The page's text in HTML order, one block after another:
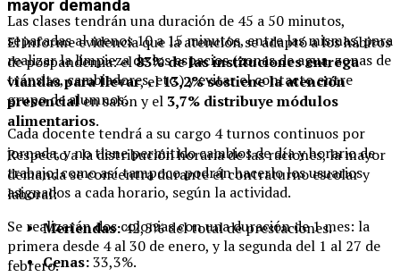
Las clases tendrán una duración de 45 a 50 minutos,
separadas al menos 10 a 15 minutos, entre las mismas, para
realizar la limpieza de los espacios (zonas de agua, zonas de
tránsito, cambiadores, etc.) y evitar el contacto entre
grupo de alumnos.
Cada docente tendrá a su cargo 4 turnos continuos por
jornada, y no tiene permitido cambios de día y horario de
trabajo, como así tampoco podrán hacerlo los usuarios
asignados a cada horario, según la actividad.
Se realizarán dos colonias con una duración de 1 mes: la
primera desde 4 al 30 de enero, y la segunda del 1 al 27 de
febrero.
mayor demanda
El informe evidencia que la atención se adaptó a los hábitos
de pospandemia: el83% de las instituciones entrega
viandas para llevar, el13,2% sostiene la atención
presencialen salón y el 3,7% distribuye módulos
alimentarios.
Respecto a la distribución horaria de las raciones, la mayor
demanda se concentra durante el contraturno escolar y
laboral:
Meriendas:42,5% del total de prestaciones.
Cenas:33,3%.